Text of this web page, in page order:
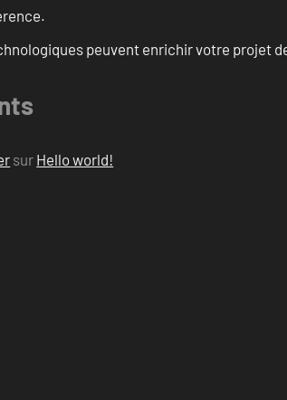
peuvent enrichir votre projet
sur Hello world!